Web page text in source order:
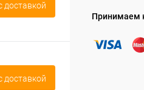
доставкой
доставкой
Принимаем